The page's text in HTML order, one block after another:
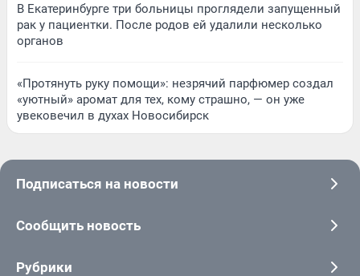
В Екатеринбурге три больницы проглядели запущенный
рак у пациентки. После родов ей удалили несколько
органов
«Протянуть руку помощи»: незрячий парфюмер создал
«уютный» аромат для тех, кому страшно, — он уже
увековечил в духах Новосибирск
Подписаться на новости
Сообщить новость
Рубрики